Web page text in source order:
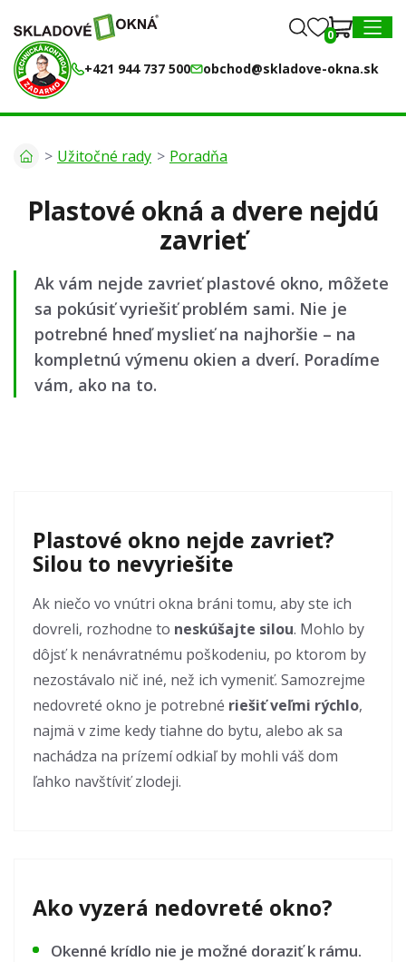
0
+421 944 737 500 obchod@skladove-okna.sk
0
Užitočné rady Poradňa
Plastové okná a dvere nejdú
zavrieť
Ak vám nejde zavrieť plastové okno, môžete
sa pokúsiť vyriešiť problém sami. Nie je
potrebné hneď myslieť na najhoršie – na
kompletnú výmenu okien a dverí. Poradíme
vám, ako na to.
Plastové okno nejde zavrieť?
Silou to nevyriešite
Ak niečo vo vnútri okna bráni tomu, aby ste ich
dovreli, rozhodne to neskúšajte silou. Mohlo by
dôjsť k nenávratnému poškodeniu, po ktorom by
nezostávalo nič iné, než ich vymeniť. Samozrejme
nedovreté okno je potrebné riešiť veľmi rýchlo,
najmä v zime kedy tiahne do bytu, alebo ak sa
nachádza na prízemí odkiaľ by mohli váš dom
ľahko navštíviť zlodeji.
Ako vyzerá nedovreté okno?
Okenné krídlo nie je možné doraziť k rámu.